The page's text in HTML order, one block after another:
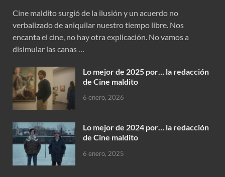
Cine maldito surgió de la ilusión y un acuerdo no
verbalizado de aniquilar nuestro tiempo libre. Nos
encanta el cine, no hay otra explicación. No vamos a
disimular las canas …
Lo mejor de 2025 por… la redacción
de Cine maldito
6 enero, 2026
Lo mejor de 2024 por… la redacción
de Cine maldito
6 enero, 2025